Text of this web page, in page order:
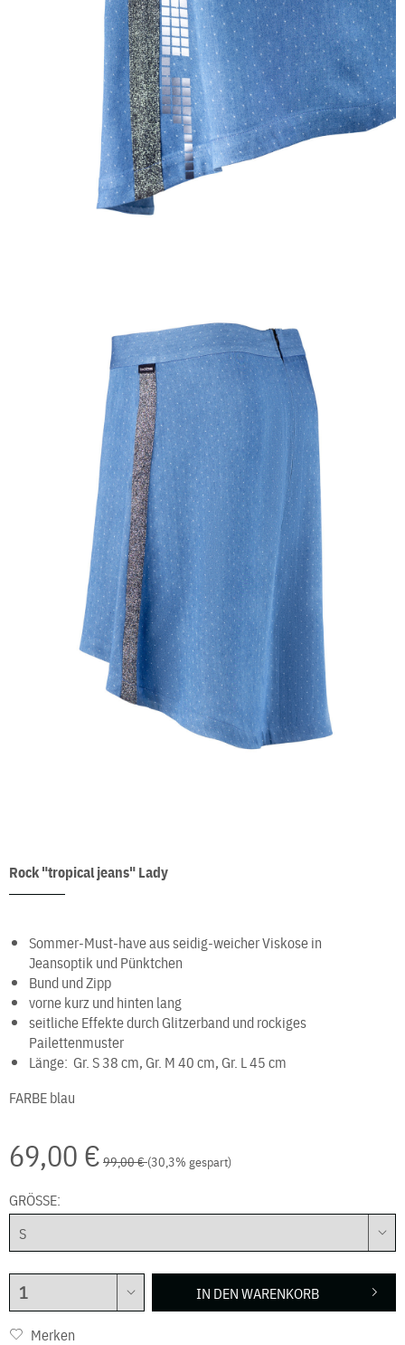
Rock "tropical jeans" Lady
Sommer-Must-have aus seidig-weicher Viskose in
Jeansoptik und Pünktchen
Bund und Zipp
vorne kurz und hinten lang
seitliche Effekte durch Glitzerband und rockiges
Pailettenmuster
Länge: Gr. S 38 cm, Gr. M 40 cm, Gr. L 45 cm
FARBEblau
69,00 € 99,00 €(30,3% gespart)
GRÖSSE:
IN DENWARENKORB
Merken